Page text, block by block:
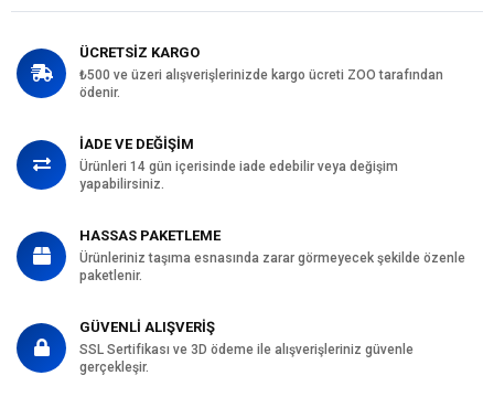
ÜCRETSİZ KARGO
₺500 ve üzeri alışverişlerinizde kargo ücreti ZOO tarafından
ödenir.
İADE VE DEĞİŞİM
Ürünleri 14 gün içerisinde iade edebilir veya değişim
yapabilirsiniz.
HASSAS PAKETLEME
Ürünleriniz taşıma esnasında zarar görmeyecek şekilde özenle
paketlenir.
GÜVENLİ ALIŞVERİŞ
SSL Sertifikası ve 3D ödeme ile alışverişleriniz güvenle
gerçekleşir.